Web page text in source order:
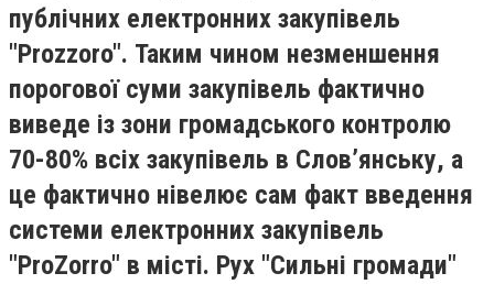
публічних електронних закупівель
"Prozzoro". Таким чином незменшення
порогової суми закупівель фактично
виведе із зони громадського контролю
70-80% всіх закупівель в Слов’янську, а
це фактично нівелює сам факт введення
системи електронних закупівель
"ProZorro" в місті. Рух "Сильні громади"